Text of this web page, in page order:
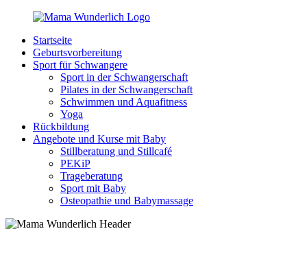
Zurück
Inhalt
MamaWunderlich.de
Mutti
sein
wunderbar!
Startseite
Geburtsvorbereitung
Sport für Schwangere
Sport in der Schwangerschaft
Pilates in der Schwangerschaft
Schwimmen und Aquafitness
Yoga
Rückbildung
Angebote und Kurse mit Baby
Stillberatung und Stillcafé
PEKiP
Trageberatung
Sport mit Baby
Osteopathie und Babymassage